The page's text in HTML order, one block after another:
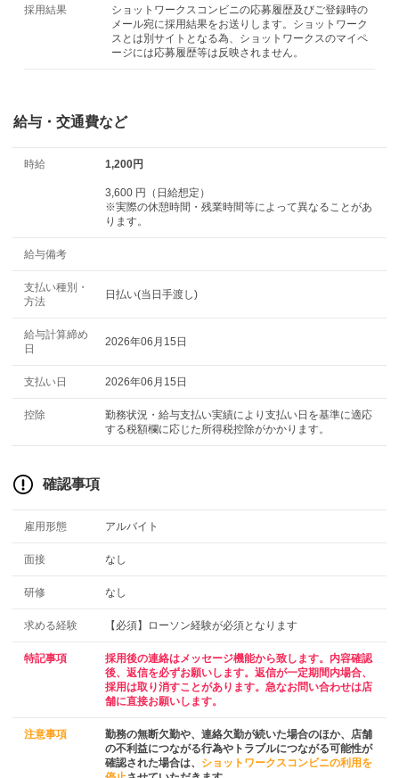
採用結果
ショットワークスコンビニの応募履歴及びご登録時の
メール宛に採用結果をお送りします。ショットワーク
スとは別サイトとなる為、ショットワークスのマイペ
ージには応募履歴等は反映されません。
給与・交通費など
時給 1,200円
3,600 円（日給想定）
※実際の休憩時間・残業時間等によって異なることがあ
ります。
給与備考
支払い種別・
方法
日払い(当日手渡し)
給与計算締め
日
2026年06月15日
支払い日 2026年06月15日
控除
勤務状況・給与支払い実績により支払い日を基準に適応
する税額欄に応じた所得税控除がかかります。
確認事項
雇用形態 アルバイト
面接 なし
研修 なし
求める経験 【必須】ローソン経験が必須となります
特記事項
採用後の連絡はメッセージ機能から致します。内容確認
後、返信を必ずお願いします。返信が一定期間内場合、
採用は取り消すことがあります。急なお問い合わせは店
舗に直接お願いします。
注意事項
勤務の無断欠勤や、連絡欠勤が続いた場合のほか、店舗
の不利益につながる行為やトラブルにつながる可能性が
確認された場合は、 ショットワークスコンビニの利用を